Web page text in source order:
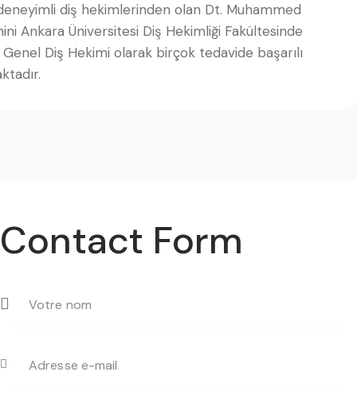
diş hekimlerinden olan Dt. Muhammed
Ankara Üniversitesi Diş Hekimliği Fakültesinde
Genel Diş Hekimi olarak birçok tedavide başarılı
Contact Form